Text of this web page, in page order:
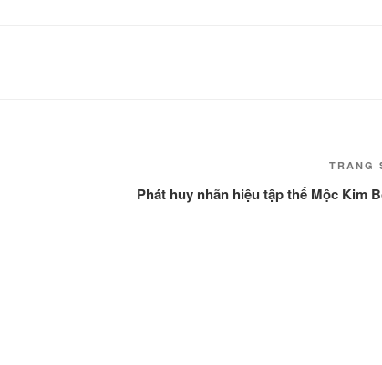
TRANG
Phát huy nhãn hiệu tập thể Mộc Kim